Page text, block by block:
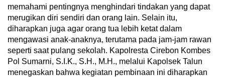
memahami pentingnya menghindari tindakan yang dapat
merugikan diri sendiri dan orang lain. Selain itu,
diharapkan juga agar orang tua lebih ketat dalam
mengawasi anak-anaknya, terutama pada jam-jam rawan
seperti saat pulang sekolah. Kapolresta Cirebon Kombes
Pol Sumarni, S.I.K., S.H., M.H., melalui Kapolsek Talun
menegaskan bahwa kegiatan pembinaan ini diharapkan